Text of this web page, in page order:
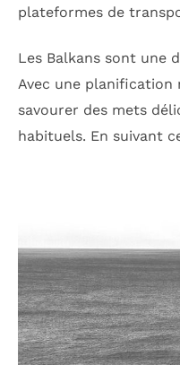
plateformes de
Les Balkans sont une
Avec une planification
savourer des mets
habituels. En suivant